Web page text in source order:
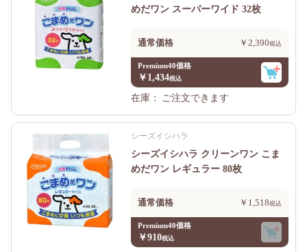
めだワン スーパーワイド 32枚
通常価格 ￥2,390
Premium40価格
￥1,434
在庫：
ご注文できます
シーズイシハラ
シーズイシハラ クリーンワン こま
めだワン レギュラー 80枚
通常価格 ￥1,518
Premium40価格
￥910